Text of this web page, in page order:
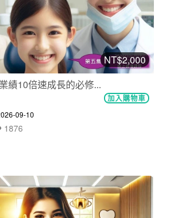
NT$2,000
績10倍速成長的必修...
加入購物車
09-10
1876